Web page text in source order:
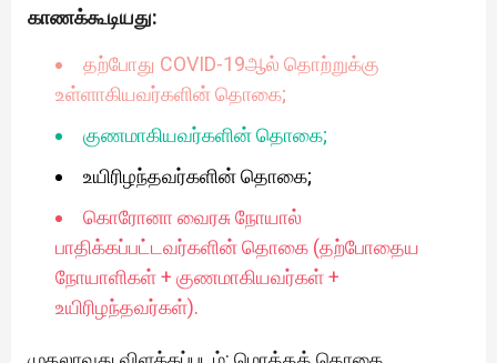
காணக்கூடியது:
தற்போது COVID-19ஆல் தொற்றுக்கு
உள்ளாகியவர்களின் தொகை;
குணமாகியவர்களின் தொகை;
உயிரிழந்தவர்களின் தொகை;
கொரோனா வைரசு நோயால்
பாதிக்கப்பட்டவர்களின் தொகை (தற்போதைய
நோயாளிகள் + குணமாகியவர்கள் +
உயிரிழந்தவர்கள்).